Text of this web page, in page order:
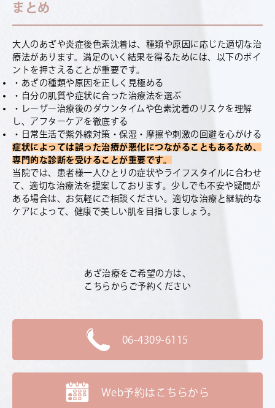
まとめ
大人のあざや炎症後色素沈着は、種類や原因に応じた適切な治
療法があります。満足のいく結果を得るためには、以下のポイ
ントを押さえることが重要です。
・あざの種類や原因を正しく見極める
・自分の肌質や症状に合った治療法を選ぶ
・レーザー治療後のダウンタイムや色素沈着のリスクを理解
し、アフターケアを徹底する
・日常生活で紫外線対策・保湿・摩擦や刺激の回避を心がける
症状によっては誤った治療が悪化につながることもあるため、
専門的な診断を受けることが重要です。
当院では、患者様一人ひとりの症状やライフスタイルに合わせ
て、適切な治療法を提案しております。少しでも不安や疑問が
ある場合は、お気軽にご相談ください。適切な治療と継続的な
ケアによって、健康で美しい肌を目指しましょう。
あざ治療をご希望の方は、
こちらからご予約ください
06-4309-6115
Web予約はこちらから